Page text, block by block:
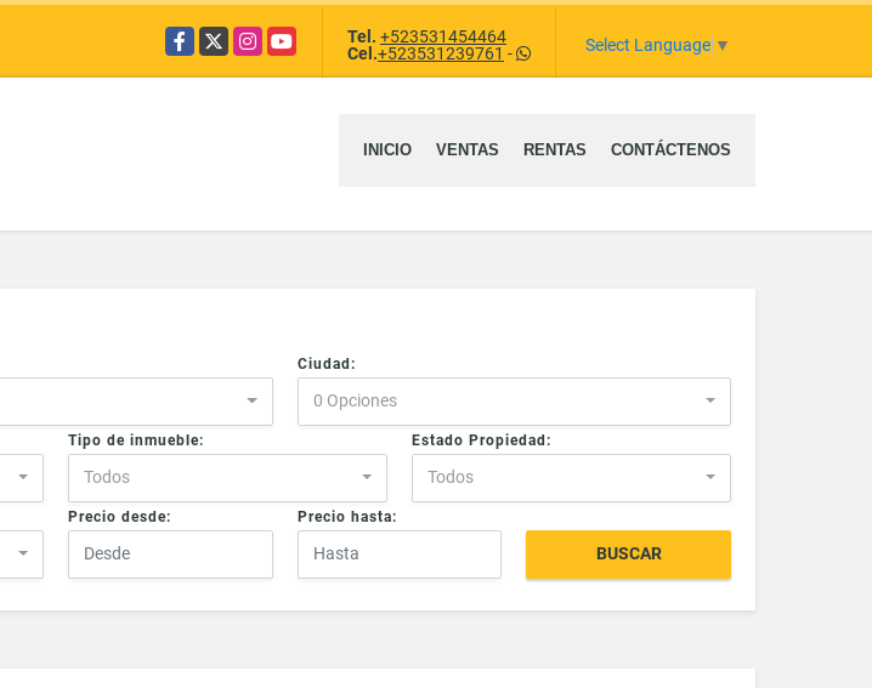
Facebook
X Instagram
YouTube Tel. +523531454464
Cel.+523531239761 - Select Language ▼
INICIO VENTAS RENTAS CONTÁCTENOS
Ciudad:
0 Opciones
Tipo de inmueble:
Todos
Estado Propiedad:
Todos
Precio desde: Precio hasta:
BUSCAR